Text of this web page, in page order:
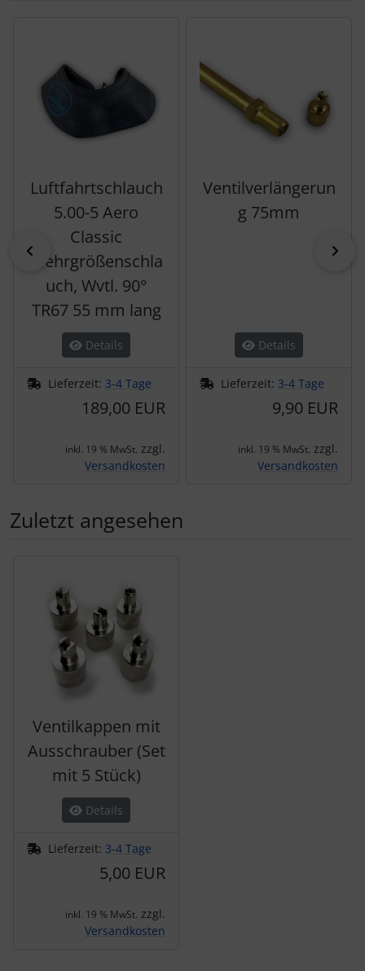
Luftfahrtschlauch
5.00-5 Aero
Classic
Mehrgrößenschla
uch, Wvtl. 90°
TR67 55 mm lang
Details
Lieferzeit: 3-4 Tage
189,00 EUR
inkl. 19 % MwSt. zzgl.
Versandkosten
Ventilverlängerun
g 75mm
Details
Lieferzeit: 3-4 Tage
9,90 EUR
inkl. 19 % MwSt. zzgl.
Versandkosten
Zuletzt angesehen
Ventilkappen mit
Ausschrauber (Set
mit 5 Stück)
Details
Lieferzeit: 3-4 Tage
5,00 EUR
inkl. 19 % MwSt. zzgl.
Versandkosten